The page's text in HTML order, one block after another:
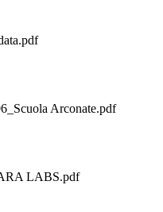
Arconate.pdf
LABS.pdf